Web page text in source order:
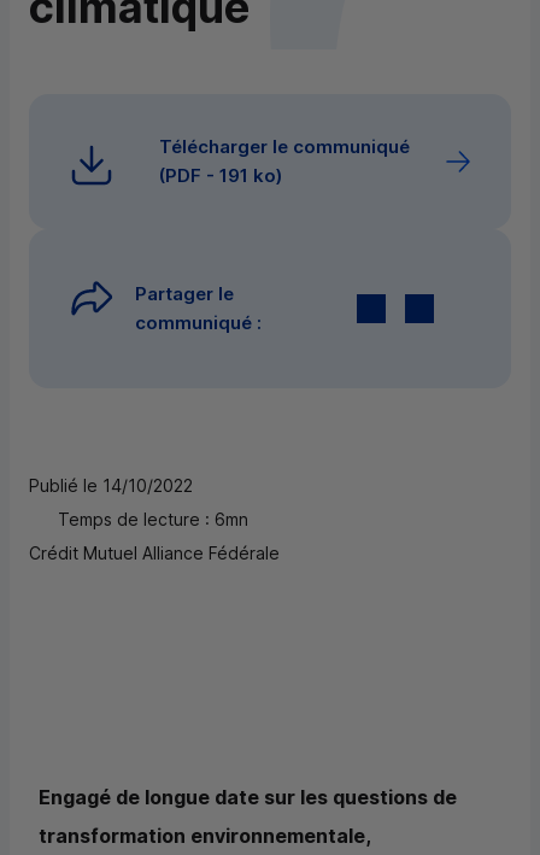
Télécharger le communiqué
(PDF - 191 ko)
Partager le
communiqué :
Publié le 14/10/2022
Temps de lecture : 6mn
Crédit Mutuel Alliance Fédérale
Engagé de longue date sur les questions de
transformation environnementale,